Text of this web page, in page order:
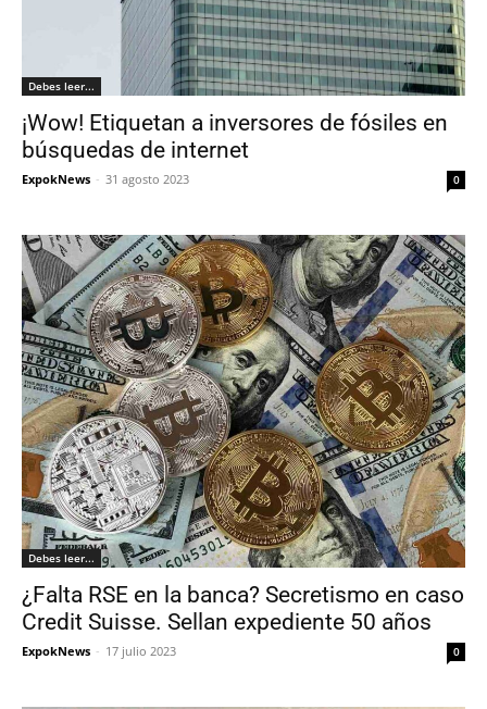
Debes leer...
¡Wow! Etiquetan a inversores de fósiles en
búsquedas de internet
ExpokNews - 31 agosto 2023 0
Debes leer...
¿Falta RSE en la banca? Secretismo en caso
Credit Suisse. Sellan expediente 50 años
ExpokNews - 17 julio 2023 0